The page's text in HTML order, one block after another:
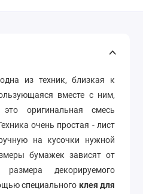
из техник, близкая к
вместе с ним,
оригинальная смесь
очень простая - лист
на кусочки нужной
бумажек зависят от
декорируемого
специального клея для